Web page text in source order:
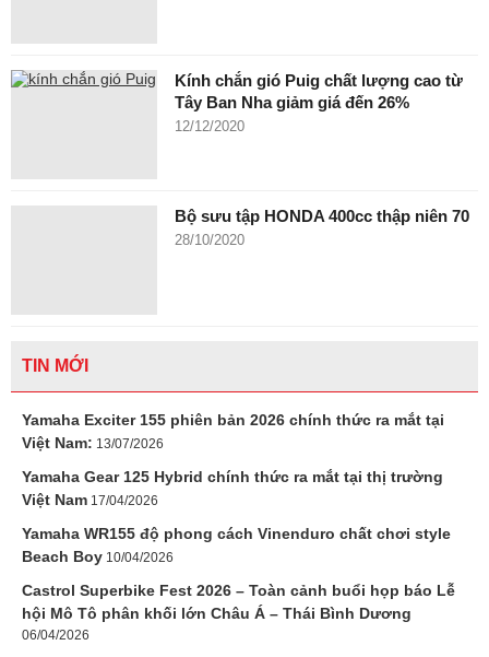
Kính chắn gió Puig chất lượng cao từ
Tây Ban Nha giảm giá đến 26%
12/12/2020
Bộ sưu tập HONDA 400cc thập niên 70
28/10/2020
TIN MỚI
Yamaha Exciter 155 phiên bản 2026 chính thức ra mắt tại
Việt Nam: 13/07/2026
Yamaha Gear 125 Hybrid chính thức ra mắt tại thị trường
Việt Nam 17/04/2026
Yamaha WR155 độ phong cách Vinenduro chất chơi style
Beach Boy 10/04/2026
Castrol Superbike Fest 2026 – Toàn cảnh buổi họp báo Lễ
hội Mô Tô phân khối lớn Châu Á – Thái Bình Dương
06/04/2026